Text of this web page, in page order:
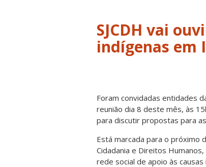
SJCDH vai
indígenas em
Foram convidadas entidades
reunião dia 8 deste mês, às
para discutir propostas para
Está marcada para o próximo
Cidadania e Direitos
rede social de apoio às